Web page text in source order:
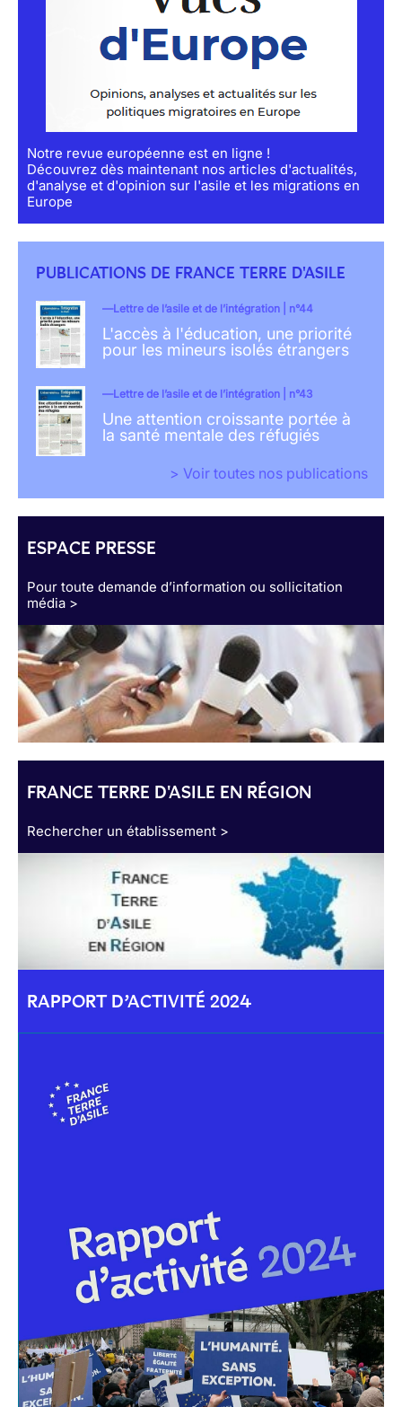
Notre revue européenne est en ligne !
Découvrez dès maintenant nos articles d'actualités,
d'analyse et d'opinion sur l'asile et les migrations en
Europe
PUBLICATIONS DE FRANCE TERRE D'ASILE
Lettre de l’asile et de l’intégration | n°44
L'accès à l'éducation, une priorité
pour les mineurs isolés étrangers
Lettre de l’asile et de l’intégration | n°43
Une attention croissante portée à
la santé mentale des réfugiés
> Voir toutes nos publications
ESPACE PRESSE
Pour toute demande d’information ou sollicitation
média >
FRANCE TERRE D'ASILE EN RÉGION
Rechercher un établissement >
RAPPORT D’ACTIVITÉ 2024